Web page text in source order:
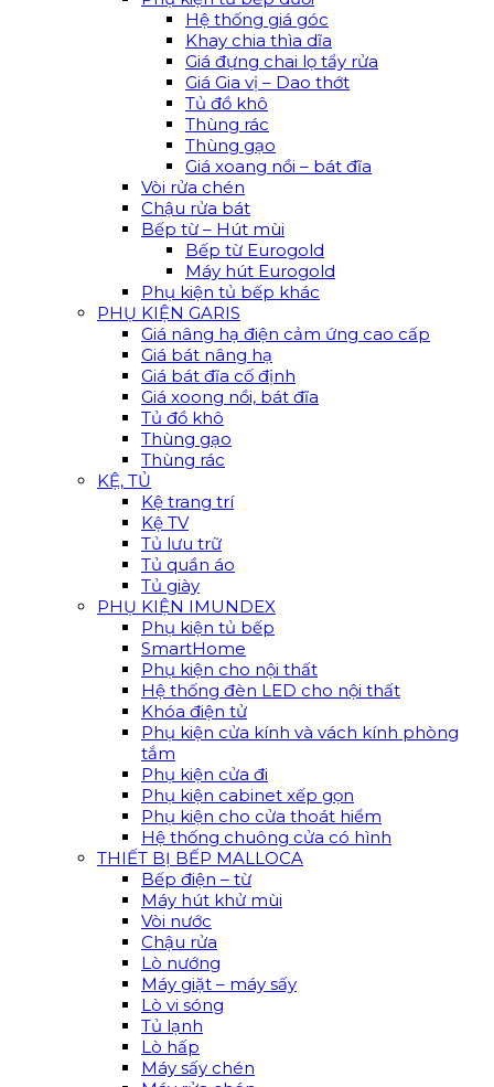
Hệ thống giá góc
Khay chia thìa dĩa
Giá đựng chai lọ tẩy rửa
Giá Gia vị – Dao thớt
Tủ đồ khô
Thùng rác
Thùng gạo
Giá xoang nồi – bát đĩa
Vòi rửa chén
Chậu rửa bát
Bếp từ – Hút mùi
Bếp từ Eurogold
Máy hút Eurogold
Phụ kiện tủ bếp khác
PHỤ KIỆN GARIS
Giá nâng hạ điện cảm ứng cao cấp
Giá bát nâng hạ
Giá bát đĩa cố định
Giá xoong nồi, bát đĩa
Tủ đồ khô
Thùng gạo
Thùng rác
KỆ, TỦ
Kệ trang trí
Kệ TV
Tủ lưu trữ
Tủ quần áo
Tủ giày
PHỤ KIỆN IMUNDEX
Phụ kiện tủ bếp
SmartHome
Phụ kiện cho nội thất
Hệ thống đèn LED cho nội thất
Khóa điện tử
Phụ kiện cửa kính và vách kính phòng
tắm
Phụ kiện cửa đi
Phụ kiện cabinet xếp gọn
Phụ kiện cho cửa thoát hiểm
Hệ thống chuông cửa có hình
THIẾT BỊ BẾP MALLOCA
Bếp điện – từ
Máy hút khử mùi
Vòi nước
Chậu rửa
Lò nướng
Máy giặt – máy sấy
Lò vi sóng
Tủ lạnh
Lò hấp
Máy sấy chén